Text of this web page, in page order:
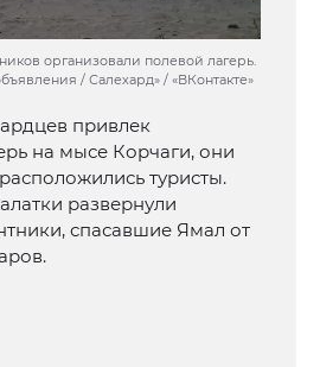
организовали полевой лагерь.
/ Салехард» / «ВКонтакте»
привлек
на мысе Корчаги, они
туристы.
развернули
спасавшие Ямал от